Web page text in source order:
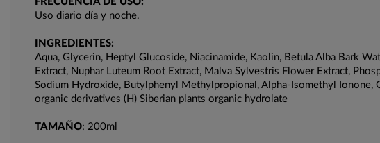
Uso diario día y noche.
INGREDIENTES:
Aqua, Glycerin, Heptyl Glucoside, Niacinamide, Kaolin, Betula Alba Bark
Extract, Nuphar Luteum Root Extract, Malva Sylvestris Flower Extract,
Sodium Hydroxide, Butylphenyl Methylpropional, Alpha-Isomethyl
organic derivatives (H) Siberian plants organic hydrolate
TAMAÑO: 200ml